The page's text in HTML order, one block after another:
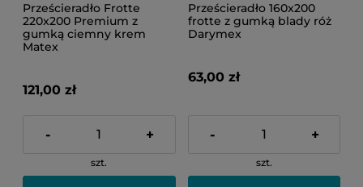
Prześcieradło Frotte
220x200 Premium z
gumką ciemny krem
Matex
121,00 zł
- +
szt.
Prześcieradło 160x200
frotte z gumką blady róż
Darymex
63,00 zł
- +
szt.